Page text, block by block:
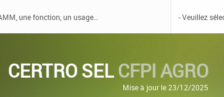
CERTRO SELCFPI AGRO
Mise à jour le 23/12/2025